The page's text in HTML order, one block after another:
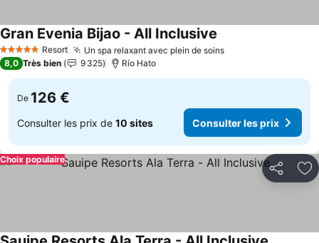
5 Étoiles Resort Un spa relaxant avec plein de soins
Gran Evenia Bijao - All Inclusive
8,0 Très bien 9 325 Río Hato
De 126 €
Consulter les prix de 10 sites Consulter les prix
Partager
Choix populaire